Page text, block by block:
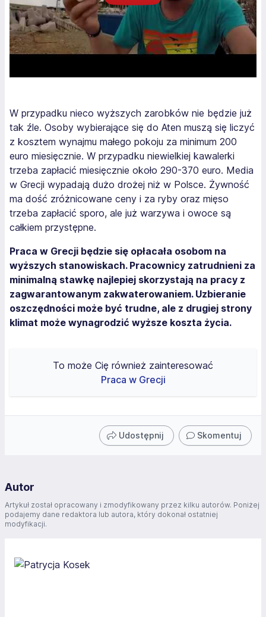
W przypadku nieco wyższych zarobków nie będzie już
tak źle. Osoby wybierające się do Aten muszą się liczyć
z kosztem wynajmu małego pokoju za minimum 200
euro miesięcznie. W przypadku niewielkiej kawalerki
trzeba zapłacić miesięcznie około 290-370 euro. Media
w Grecji wypadają dużo drożej niż w Polsce. Żywność
ma dość zróżnicowane ceny i za ryby oraz mięso
trzeba zapłacić sporo, ale już warzywa i owoce są
całkiem przystępne.
Praca w Grecji będzie się opłacała osobom na
wyższych stanowiskach. Pracownicy zatrudnieni za
minimalną stawkę najlepiej skorzystają na pracy z
zagwarantowanym zakwaterowaniem. Uzbieranie
oszczędności może być trudne, ale z drugiej strony
klimat może wynagrodzić wyższe koszta życia.
To może Cię również zainteresować
Praca w Grecji
Udostępnij Skomentuj
Autor
Artykuł został opracowany i zmodyfikowany przez kilku autorów. Poniżej
podajemy dane redaktora lub autora, który dokonał ostatniej
modyfikacji.